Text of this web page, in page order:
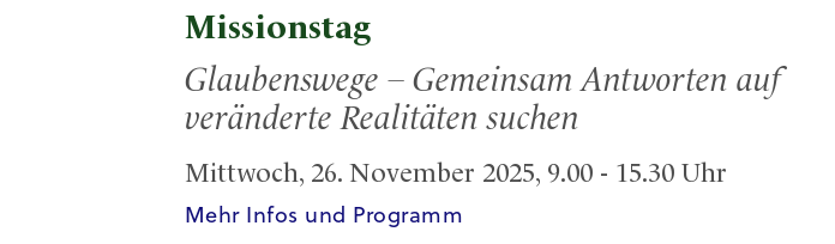
Missionstag
Glaubenswege – Gemeinsam Antworten auf
veränderte Realitäten suchen
Mittwoch, 26. November 2025, 9.00 - 15.30 Uhr
Mehr Infos und Programm